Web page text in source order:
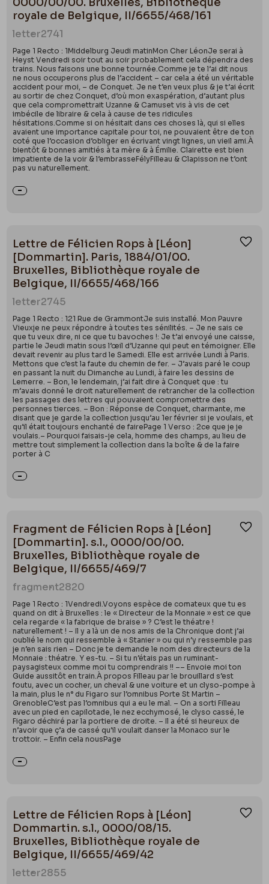
royale de Belgique, II/6655/468/161
letter2741
Page 1 Recto : 1Middelburg Jeudi matinMon Cher LéonJe serai à
Heyst Vendredi soir tout au soir probablement cela dépendra des
trains. Nous faisons une bonne tournée.Comme je te l’ai dit nous
ne nous occuperons plus de l’accident – car cela a été un véritable
accident pour moi, – de Conquet. Je ne t’en veux plus & je t’ai écrit
au sortir de chez Conquet, d’où mon exaspération, d’autant plus
que cela compromettrait Uzanne & Camuset vis à vis de cet
imbécile de libraire & cela à cause de tes ridicules
hésitations.Comme si on hésitait dans ces choses là, qui si elles
avaient une importance capitale pour toi, ne pouvaient être de ton
coté que l’occasion d’obliger en écrivant vingt lignes, un vieil ami.À
bientôt & bonnes amitiés à ta mère & à Émilie. Clairette est bien
impatiente de la voir & l’embrasseFélyFilleau & Clapisson ne t’ont
pas vu naturellement.
Lettre de Félicien Rops à [Léon]
[Dommartin]. Paris, 1884/01/00.
Bruxelles, Bibliothèque royale de
Belgique, II/6655/468/166
letter2745
Page 1 Recto : 121 Rue de GrammontJe suis installé. Mon Pauvre
Vieuxje ne peux répondre à toutes tes sénilités. – Je ne sais ce
que tu veux dire, ni ce que tu bavoches !: Je t’ai envoyé une caisse,
partie le Jeudi matin sous l’œil d’Uzanne qui peut en témoigner. Elle
devait revenir au plus tard le Samedi. Elle est arrivée Lundi à Paris.
Mettons que c’est la faute du chemin de fer. – J’avais paré le coup
en passant la nuit du Dimanche au Lundi, à faire les dessins de
Lemerre. – Bon, le lendemain, j’ai fait dire à Conquet que : tu
m’avais donné le droit naturellement de retrancher de la collection
les passages des lettres qui pouvaient compromettre des
personnes tierces. – Bon : Réponse de Conquet, charmante, me
disant que je garde la collection jusqu’au 1er février si je voulais, et
qu’il était toujours enchanté de fairePage 1 Verso : 2ce que je je
voulais.– Pourquoi faisais-je cela, homme des champs, au lieu de
mettre tout simplement la collection dans la boîte & de la faire
porter à C
Fragment de Félicien Rops à [Léon]
[Dommartin]. s.l., 0000/00/00.
Bruxelles, Bibliothèque royale de
Belgique, II/6655/469/7
fragment2820
Page 1 Recto : 1Vendredi.Voyons espèce de comateux que tu es
quand on dit à Bruxelles : le « Directeur de la Monnaie » est ce que
cela regarde « la fabrique de braise » ? C’est le théatre !
naturellement ! – Il y a là un de nos amis de la Chronique dont j’ai
oublié le nom qui ressemble à « Stanier » ou qui n’y ressemble pas
je n’en sais rien – Donc je te demande le nom des directeurs de la
Monnaie : théatre. Y es-tu. – Si tu n’étais pas un ruminant-
paysagisteux comme moi tu comprendrais !! –– Envoie moi ton
Guide aussitôt en train.À propos Filleau par le brouillard s’est
foutu, avec un cocher, un cheval & une voiture et un clyso-pompe à
la main, plus le n° du Figaro sur l’omnibus Porte St Martin –
GrenobleC’est pas l’omnibus qui a eu le mal. – On a sorti Filleau
avec un pied en capilotade, le nez ecchymosé, le clyso cassé, le
Figaro déchiré par la portiere de droite. – Il a été si heureux de
n’avoir que ç’a de cassé qu’il voulait danser la Monaco sur le
trottoir. – Enfin cela nousPage
Lettre de Félicien Rops à [Léon]
Dommartin. s.l., 0000/08/15.
Bruxelles, Bibliothèque royale de
Belgique, II/6655/469/42
letter2855